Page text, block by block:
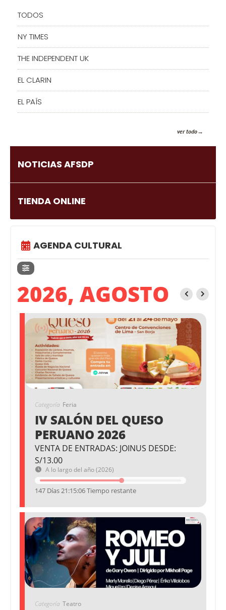
TODOS
NY TIMES
THE INDEPENDENT UK
EL CLARIN
EL PAÍS
ver todo
NOTICIAS AFSDP
TIENDA ONLINE
AGENDA CULTURAL
2026, AGOSTO
Categoría Feria
IV SALÓN DEL QUESO
PERUANO 2026
VENTA DE ENTRADAS: JOINUS DESDE:
S/13.00
A lo largo del año (2026)
147 Días 21:15:05 Tiempo restante
Categoría Teatro